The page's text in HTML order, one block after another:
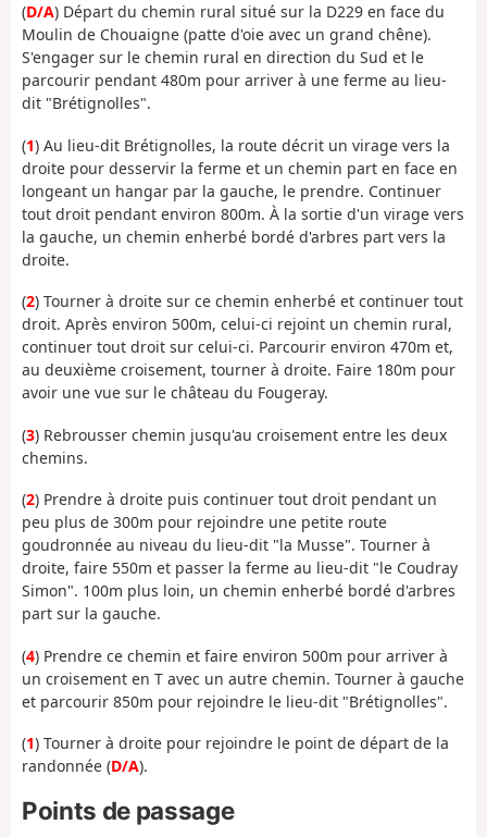
(D/A) Départ du chemin rural situé sur la D229 en face du
Moulin de Chouaigne (patte d'oie avec un grand chêne).
S'engager sur le chemin rural en direction du Sud et le
parcourir pendant 480m pour arriver à une ferme au lieu-
dit "Brétignolles".
(1) Au lieu-dit Brétignolles, la route décrit un virage vers la
droite pour desservir la ferme et un chemin part en face en
longeant un hangar par la gauche, le prendre. Continuer
tout droit pendant environ 800m. À la sortie d'un virage vers
la gauche, un chemin enherbé bordé d'arbres part vers la
droite.
(2) Tourner à droite sur ce chemin enherbé et continuer tout
droit. Après environ 500m, celui-ci rejoint un chemin rural,
continuer tout droit sur celui-ci. Parcourir environ 470m et,
au deuxième croisement, tourner à droite. Faire 180m pour
avoir une vue sur le château du Fougeray.
(3) Rebrousser chemin jusqu'au croisement entre les deux
chemins.
(2) Prendre à droite puis continuer tout droit pendant un
peu plus de 300m pour rejoindre une petite route
goudronnée au niveau du lieu-dit "la Musse". Tourner à
droite, faire 550m et passer la ferme au lieu-dit "le Coudray
Simon". 100m plus loin, un chemin enherbé bordé d'arbres
part sur la gauche.
(4) Prendre ce chemin et faire environ 500m pour arriver à
un croisement en T avec un autre chemin. Tourner à gauche
et parcourir 850m pour rejoindre le lieu-dit "Brétignolles".
(1) Tourner à droite pour rejoindre le point de départ de la
randonnée (D/A).
Points de passage